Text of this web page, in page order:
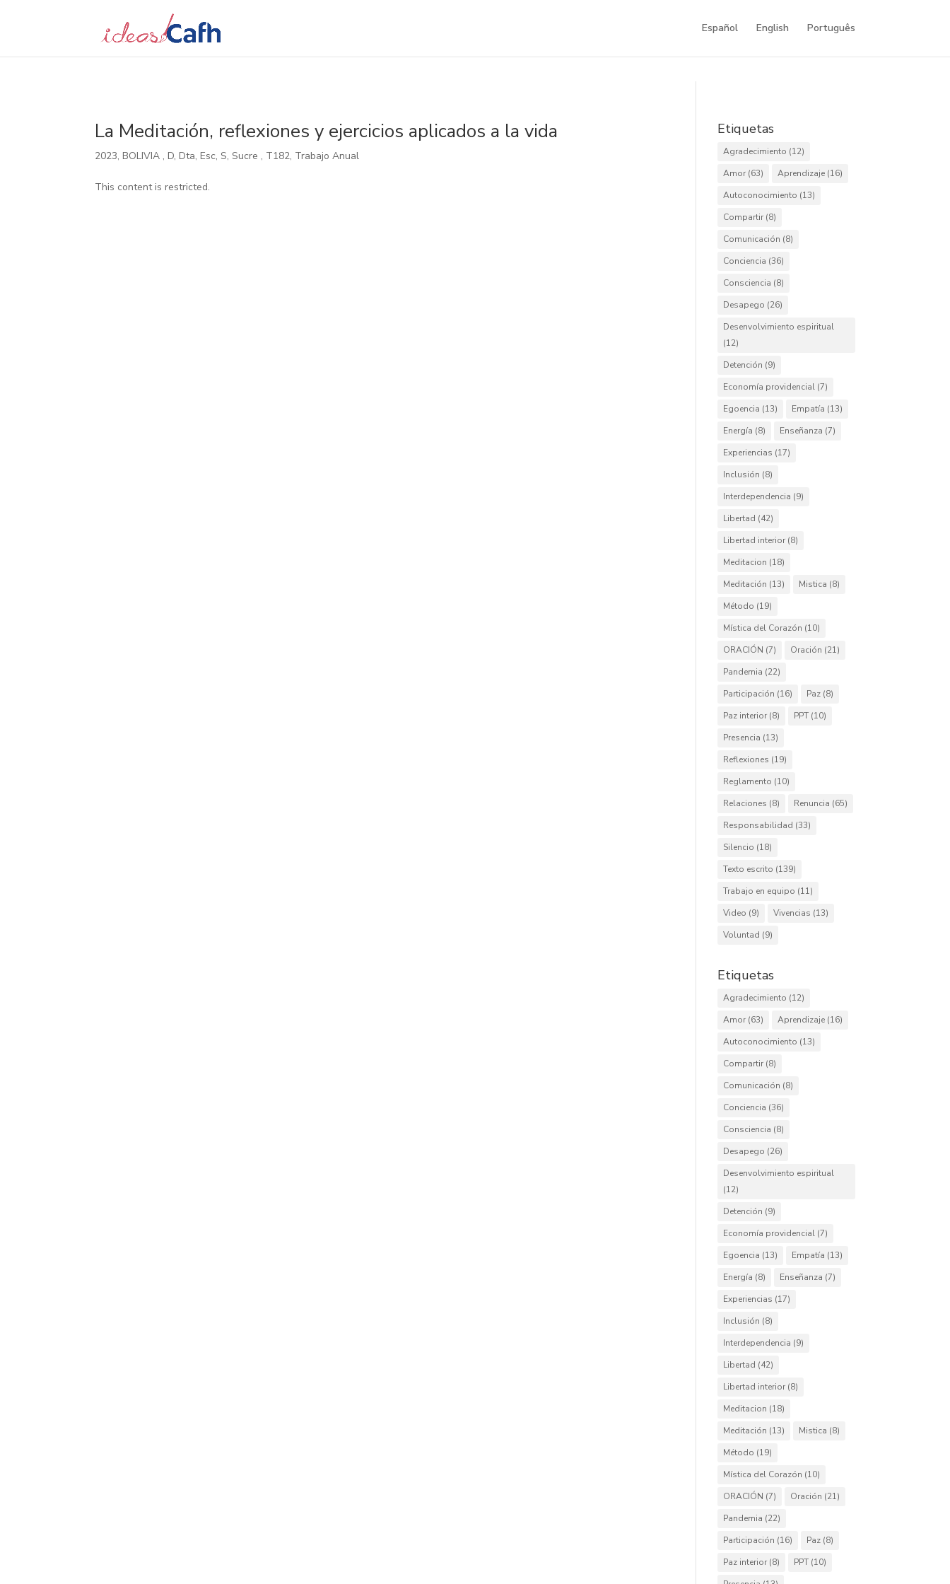
Español English Português
La Meditación, reflexiones y ejercicios aplicados a la vida
2023,BOLIVIA ,D,Dta,Esc,S,Sucre , T182, Trabajo Anual
This content is restricted.
Etiquetas
Agradecimiento (12)
Amor (63) Aprendizaje (16)
Autoconocimiento (13)
Compartir (8)
Comunicación (8)
Conciencia (36)
Consciencia (8)
Desapego (26)
Desenvolvimiento espiritual
(12)
Detención (9)
Economía providencial (7)
Egoencia (13) Empatía (13)
Energía (8) Enseñanza (7)
Experiencias (17)
Inclusión (8)
Interdependencia (9)
Libertad (42)
Libertad interior (8)
Meditacion (18)
Meditación (13) Mistica (8)
Método (19)
Mística del Corazón (10)
ORACIÓN (7) Oración (21)
Pandemia (22)
Participación (16) Paz (8)
Paz interior (8) PPT (10)
Presencia (13)
Reflexiones (19)
Reglamento (10)
Relaciones (8) Renuncia (65)
Responsabilidad (33)
Silencio (18)
Texto escrito (139)
Trabajo en equipo (11)
Video (9) Vivencias (13)
Voluntad (9)
Etiquetas
Agradecimiento (12)
Amor (63) Aprendizaje (16)
Autoconocimiento (13)
Compartir (8)
Comunicación (8)
Conciencia (36)
Consciencia (8)
Desapego (26)
Desenvolvimiento espiritual
(12)
Detención (9)
Economía providencial (7)
Egoencia (13) Empatía (13)
Energía (8) Enseñanza (7)
Experiencias (17)
Inclusión (8)
Interdependencia (9)
Libertad (42)
Libertad interior (8)
Meditacion (18)
Meditación (13) Mistica (8)
Método (19)
Mística del Corazón (10)
ORACIÓN (7) Oración (21)
Pandemia (22)
Participación (16) Paz (8)
Paz interior (8) PPT (10)